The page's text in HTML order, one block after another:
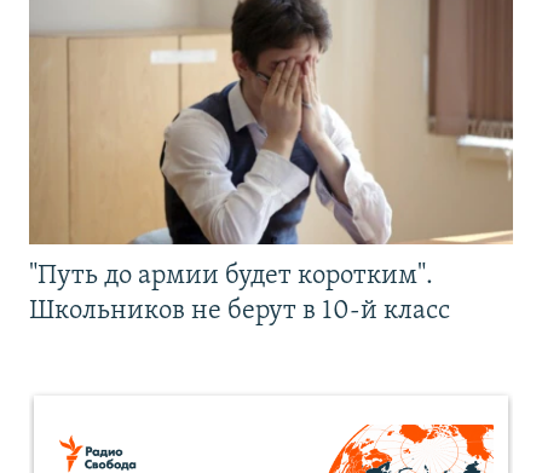
"Путь до армии будет коротким".
Школьников не берут в 10-й класс